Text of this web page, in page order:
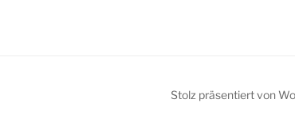
Stolz präsentiert von